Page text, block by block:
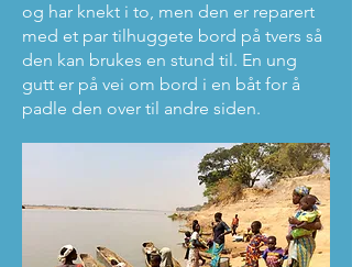
og har knekt i to, men den er reparert
med et par tilhuggete bord på tvers så
den kan brukes en stund til. En ung
gutt er på vei om bord i en båt for å
padle den over til andre siden.